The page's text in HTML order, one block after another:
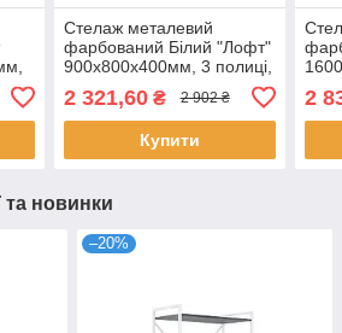
Стелаж металевий
фарбований Білий "Лофт"
900х800х400мм, 3 полиці,
Артізан | Стелаж для книг
2 321,60₴ 2 902 ₴
Купити
2
та новинки
–20%